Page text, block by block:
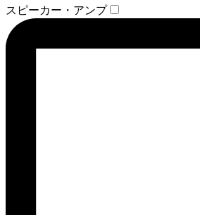
スピーカー・アンプ